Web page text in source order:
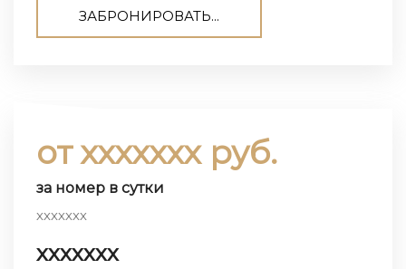
ЗАБРОНИРОВАТЬ...
от ххххххх руб.
за номер в сутки
ххххххх
ххххххх